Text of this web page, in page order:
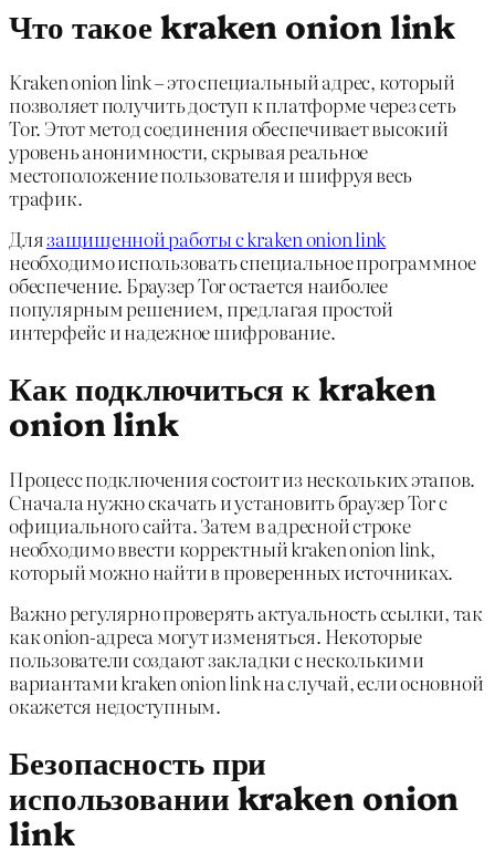
Что такое kraken onion link
Kraken onion link – это специальный адрес, который
позволяет получить доступ к платформе через сеть
Tor. Этот метод соединения обеспечивает высокий
уровень анонимности, скрывая реальное
местоположение пользователя и шифруя весь
трафик.
Длязащищенной работы с kraken onion link
необходимо использовать специальное программное
обеспечение. Браузер Tor остается наиболее
популярным решением, предлагая простой
интерфейс и надежное шифрование.
Как подключиться к kraken
onion link
Процесс подключения состоит из нескольких этапов.
Сначала нужно скачать и установить браузер Tor с
официального сайта. Затем в адресной строке
необходимо ввести корректный kraken onion link,
который можно найти в проверенных источниках.
Важно регулярно проверять актуальность ссылки, так
как onion-адреса могут изменяться. Некоторые
пользователи создают закладки с несколькими
вариантами kraken onion link на случай, если основной
окажется недоступным.
Безопасность при
использовании kraken onion
link